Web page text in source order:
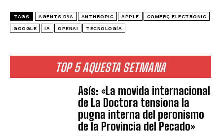
TOP 5 AQUESTA SETMANA
Asís: «La movida internacional
de La Doctora tensiona la
pugna interna del peronismo
de la Provincia del Pecado»
TAGS AGENTS D'IA ANTHROPIC APPLE COMERÇ ELECTRÒNIC
GOOGLE IA OPENAI TECNOLOGÍA